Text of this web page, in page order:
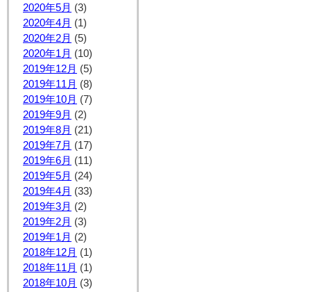
2020年5月 (3)
2020年4月 (1)
2020年2月 (5)
2020年1月 (10)
2019年12月 (5)
2019年11月 (8)
2019年10月 (7)
2019年9月 (2)
2019年8月 (21)
2019年7月 (17)
2019年6月 (11)
2019年5月 (24)
2019年4月 (33)
2019年3月 (2)
2019年2月 (3)
2019年1月 (2)
2018年12月 (1)
2018年11月 (1)
2018年10月 (3)